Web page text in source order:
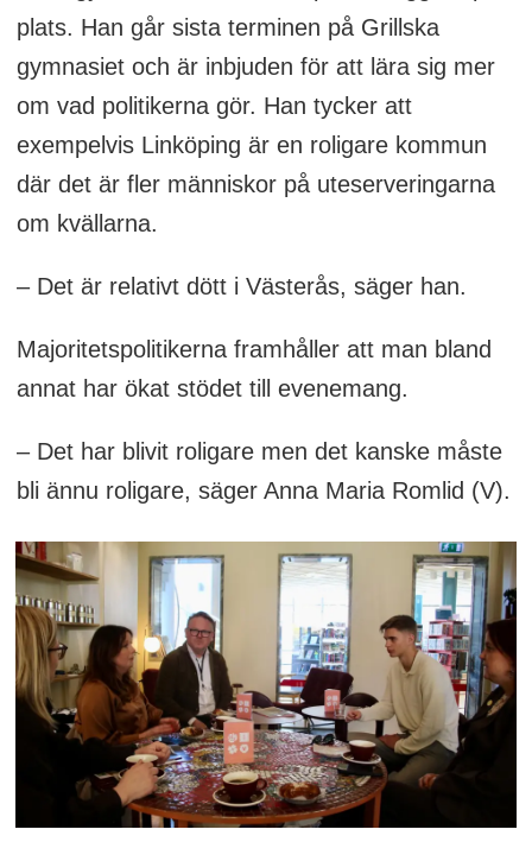
plats. Han går sista terminen på Grillska
gymnasiet och är inbjuden för att lära sig mer
om vad politikerna gör. Han tycker att
exempelvis Linköping är en roligare kommun
där det är fler människor på uteserveringarna
om kvällarna.
– Det är relativt dött i Västerås, säger han.
Majoritetspolitikerna framhåller att man bland
annat har ökat stödet till evenemang.
– Det har blivit roligare men det kanske måste
bli ännu roligare, säger Anna Maria Romlid (V).